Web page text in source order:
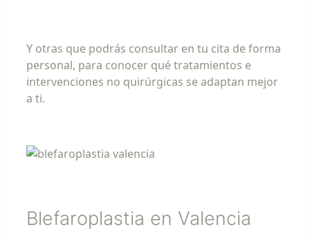
Y otras que podrás consultar en tu cita de forma
personal, para conocer qué tratamientos e
intervenciones no quirúrgicas se adaptan mejor
a ti.
Blefaroplastia en Valencia